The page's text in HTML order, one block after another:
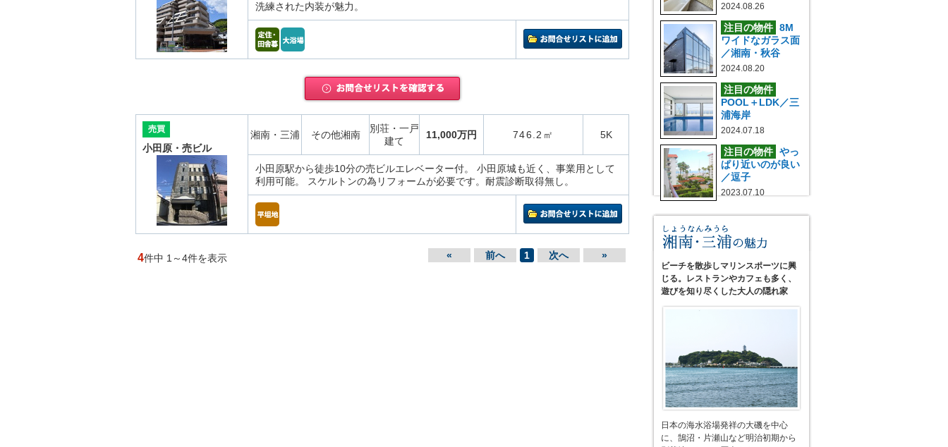
洗練された内装が魅力。
売買
小田原・売ビル
湘南・三浦 その他湘南
別荘・一戸
建て
11,000万円 746.2㎡ 5K
小田原駅から徒歩10分の売ビルエレベーター付。 小田原城も近く、事業用として
利用可能。 スケルトンの為リフォームが必要です。耐震診断取得無し。
4件中 1～4件を表示 « 前へ 1 次へ »
2024.08.26
注目の物件 8M
ワイドなガラス面
／湘南・秋谷
2024.08.20
注目の物件
POOL＋LDK／三
浦海岸
2024.07.18
注目の物件 やっ
ぱり近いのが良い
／逗子
2023.07.10
ビーチを散歩しマリンスポーツに興
じる。レストランやカフェも多く、
遊びを知り尽くした大人の隠れ家
日本の海水浴場発祥の大磯を中心
に、鵠沼・片瀬山など明治初期から